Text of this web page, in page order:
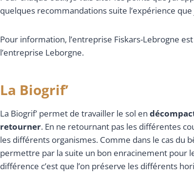
quelques recommandations suite l’expérience que
Pour information, l’entreprise Fiskars-Lebrogne
l’entreprise Leborgne.
La Biogrif’
La Biogrif’ permet de travailler le sol en
retourner. En ne retournant pas les différentes
les différents organismes. Comme dans le cas du
permettre par la suite un bon enracinement pour
différence c’est que l’on préserve les différents